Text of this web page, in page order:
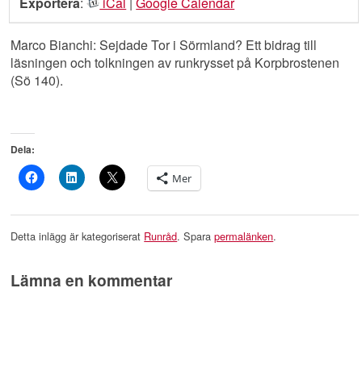
Marco Bianchi: Sejdade Tor i Sörmland? Ett bidrag till
läsningen och tolkningen av runkrysset på Korpbrostenen
(Sö 140).
Dela:
Mer
Detta inlägg är kategoriserat Runråd. Sparapermalänken.
Lämna en kommentar